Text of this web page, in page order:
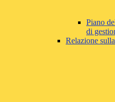
Piano
di
Relazione